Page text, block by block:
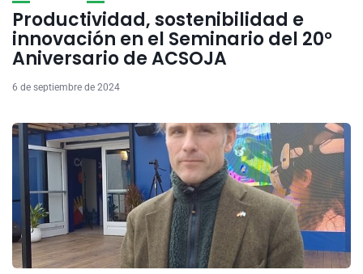
Productividad, sostenibilidad e
innovación en el Seminario del 20°
Aniversario de ACSOJA
6 de septiembre de 2024